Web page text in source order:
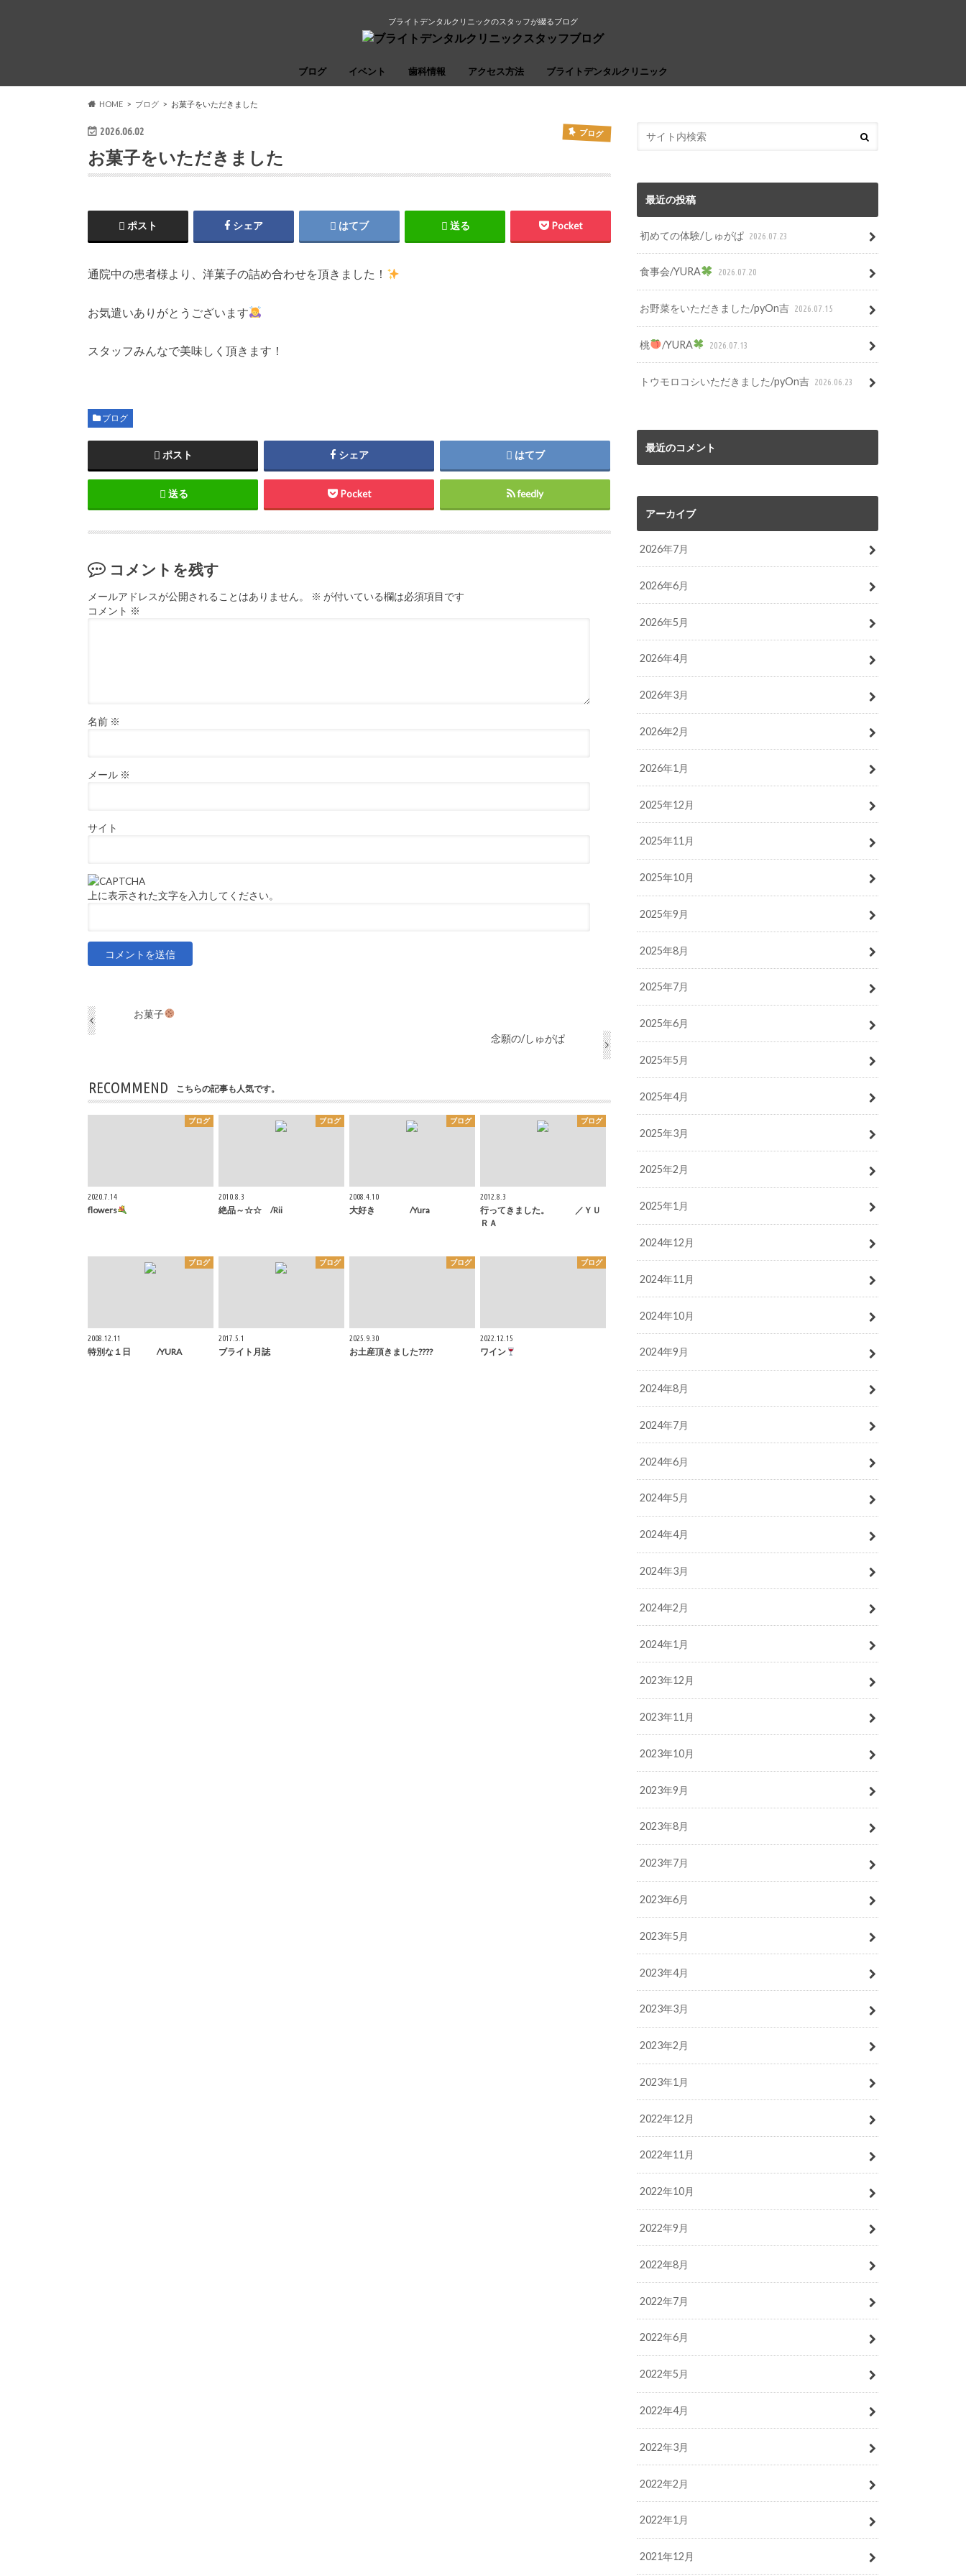
ブライトデンタルクリニックのスタッフが綴るブログ
ブログ イベント 歯科情報 アクセス方法 ブライトデンタルクリニック
HOME ブログ お菓子をいただきました
2026.06.02 ブログ
お菓子をいただきました
ポスト シェア はてブ 送る Pocket
通院中の患者様より、洋菓子の詰め合わせを頂きました！
お気遣いありがとうございます
スタッフみんなで美味しく頂きます！
ブログ
ポスト シェア はてブ
送る Pocket feedly
コメントを残す
メールアドレスが公開されることはありません。 ※ が付いている欄は必須項目です
コメント ※
名前 ※
メール ※
サイト
上に表示された文字を入力してください。
お菓子
念願の/しゅがぱ
RECOMMEND こちらの記事も人気です。
ブログ
2020.7.14
flowers
ブログ
2010.8.3
絶品～☆☆ /Rii
ブログ
2008.4.10
大好き /Yura
ブログ
2012.8.3
行ってきました。 ／ＹＵ
ＲＡ
ブログ
2008.12.11
特別な１日 /YURA
ブログ
2017.5.1
ブライト月誌
ブログ
2025.9.30
お土産頂きました????
ブログ
2022.12.15
ワイン
最近の投稿
初めての体験/しゅがぱ 2026.07.23
食事会/YURA 2026.07.20
お野菜をいただきました/pyOn吉 2026.07.15
桃 /YURA 2026.07.13
トウモロコシいただきました/pyOn吉 2026.06.23
最近のコメント
アーカイブ
2026年7月
2026年6月
2026年5月
2026年4月
2026年3月
2026年2月
2026年1月
2025年12月
2025年11月
2025年10月
2025年9月
2025年8月
2025年7月
2025年6月
2025年5月
2025年4月
2025年3月
2025年2月
2025年1月
2024年12月
2024年11月
2024年10月
2024年9月
2024年8月
2024年7月
2024年6月
2024年5月
2024年4月
2024年3月
2024年2月
2024年1月
2023年12月
2023年11月
2023年10月
2023年9月
2023年8月
2023年7月
2023年6月
2023年5月
2023年4月
2023年3月
2023年2月
2023年1月
2022年12月
2022年11月
2022年10月
2022年9月
2022年8月
2022年7月
2022年6月
2022年5月
2022年4月
2022年3月
2022年2月
2022年1月
2021年12月